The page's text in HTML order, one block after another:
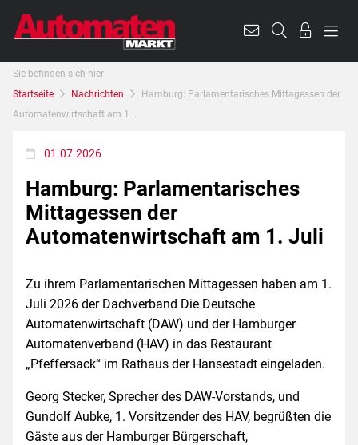
Sie befinden sich hier:
Startseite
Nachrichten
Hamburg: Parlamentarisches Mittagessen der
Automatenwirtschaft am 1....
01.07.2026
Hamburg: Parlamentarisches
Mittagessen der
Automatenwirtschaft am 1. Juli
Zu ihrem Parlamentarischen Mittagessen haben am 1.
Juli 2026 der Dachverband Die Deutsche
Automatenwirtschaft (DAW) und der Hamburger
Automatenverband (HAV) in das Restaurant
„Pfeffersack“ im Rathaus der Hansestadt eingeladen.
Georg Stecker, Sprecher des DAW-Vorstands, und
Gundolf Aubke, 1. Vorsitzender des HAV, begrüßten die
Gäste aus der Hamburger Bürgerschaft,